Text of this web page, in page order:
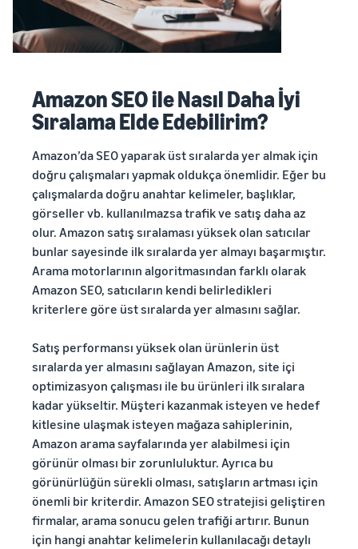
Amazon SEO ile Nasıl Daha İyi
Sıralama Elde Edebilirim?
Amazon’da SEO yaparak üst sıralarda yer almak için
doğru çalışmaları yapmak oldukça önemlidir. Eğer bu
çalışmalarda doğru anahtar kelimeler, başlıklar,
görseller vb. kullanılmazsa trafik ve satış daha az
olur. Amazon satış sıralaması yüksek olan satıcılar
bunlar sayesinde ilk sıralarda yer almayı başarmıştır.
Arama motorlarının algoritmasından farklı olarak
Amazon SEO, satıcıların kendi belirledikleri
kriterlere göre üst sıralarda yer almasını sağlar.
Satış performansı yüksek olan ürünlerin üst
sıralarda yer almasını sağlayan Amazon, site içi
optimizasyon çalışması ile bu ürünleri ilk sıralara
kadar yükseltir. Müşteri kazanmak isteyen ve hedef
kitlesine ulaşmak isteyen mağaza sahiplerinin,
Amazon arama sayfalarında yer alabilmesi için
görünür olması bir zorunluluktur. Ayrıca bu
görünürlüğün sürekli olması, satışların artması için
önemli bir kriterdir. Amazon SEO stratejisi geliştiren
firmalar, arama sonucu gelen trafiği artırır. Bunun
için hangi anahtar kelimelerin kullanılacağı detaylı